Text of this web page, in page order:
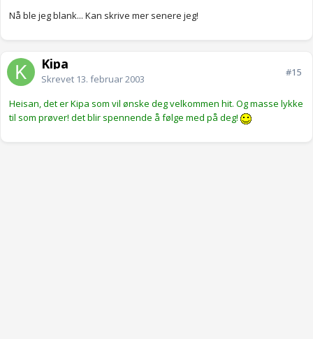
Nå ble jeg blank... Kan skrive mer senere jeg!
Kipa
Skrevet 13. februar 2003
#15
Heisan, det er Kipa som vil ønske deg velkommen hit. Og masse lykke
til som prøver! det blir spennende å følge med på deg!